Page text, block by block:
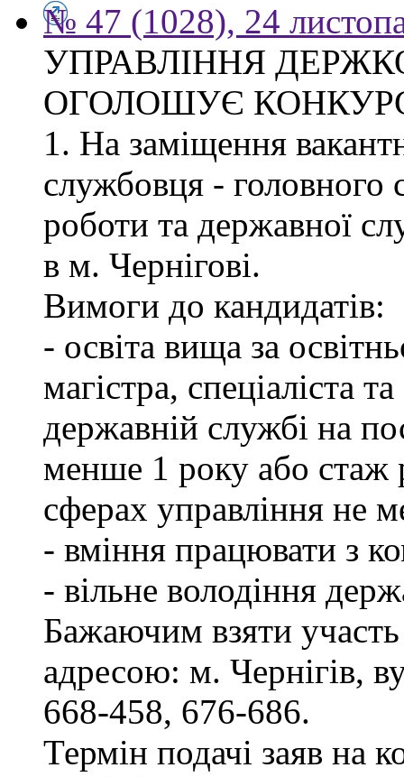
№ 47 (1028), 24
УПРАВЛІННЯ
ОГОЛОШУЄ
1. На заміщення
службовця - головного
роботи та державної
в м. Чернігові.
Вимоги до кандидатів:
- освіта вища за
магістра, спеціаліста
державній службі на
менше 1 року або стаж
сферах управління не
- вміння працювати з
- вільне володіння
Бажаючим взяти участь
адресою: м. Чернігів,
668-458, 676-686.
Термін подачі заяв на